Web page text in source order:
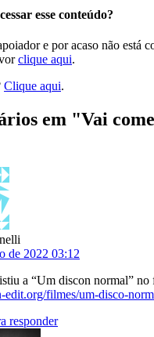
esse conteúdo?
e por acaso não está
clique aqui.
Clique aqui.
em "Vai
de 2022 03:12
a “Um discon normal” no
edit.org/filmes/um-disco-
responder